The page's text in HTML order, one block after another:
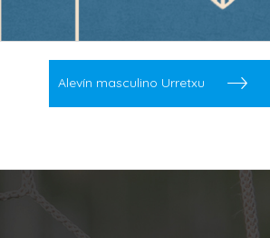
Alevín masculino Urretxu